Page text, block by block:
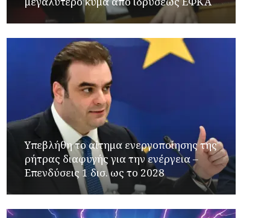
Υπεβλήθη το αίτημα ενεργοποίησης της
ρήτρας διαφυγής για την ενέργεια –
Επενδύσεις 1 δισ. ως το 2028